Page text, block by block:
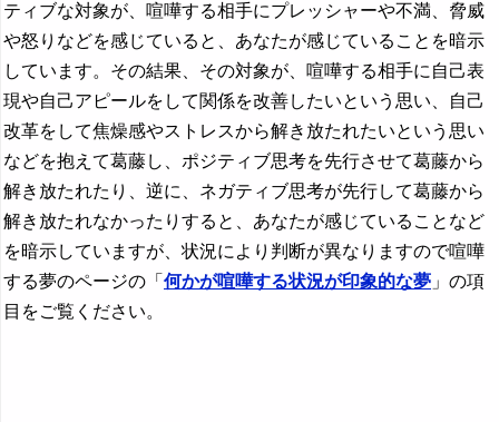
ティブな対象が、喧嘩する相手にプレッシャーや不満、脅威
や怒りなどを感じていると、あなたが感じていることを暗示
しています。その結果、その対象が、喧嘩する相手に自己表
現や自己アピールをして関係を改善したいという思い、自己
改革をして焦燥感やストレスから解き放たれたいという思い
などを抱えて葛藤し、ポジティブ思考を先行させて葛藤から
解き放たれたり、逆に、ネガティブ思考が先行して葛藤から
解き放たれなかったりすると、あなたが感じていることなど
を暗示していますが、状況により判断が異なりますので喧嘩
する夢のページの「 何かが喧嘩する状況が印象的な夢 」の項
目をご覧ください。